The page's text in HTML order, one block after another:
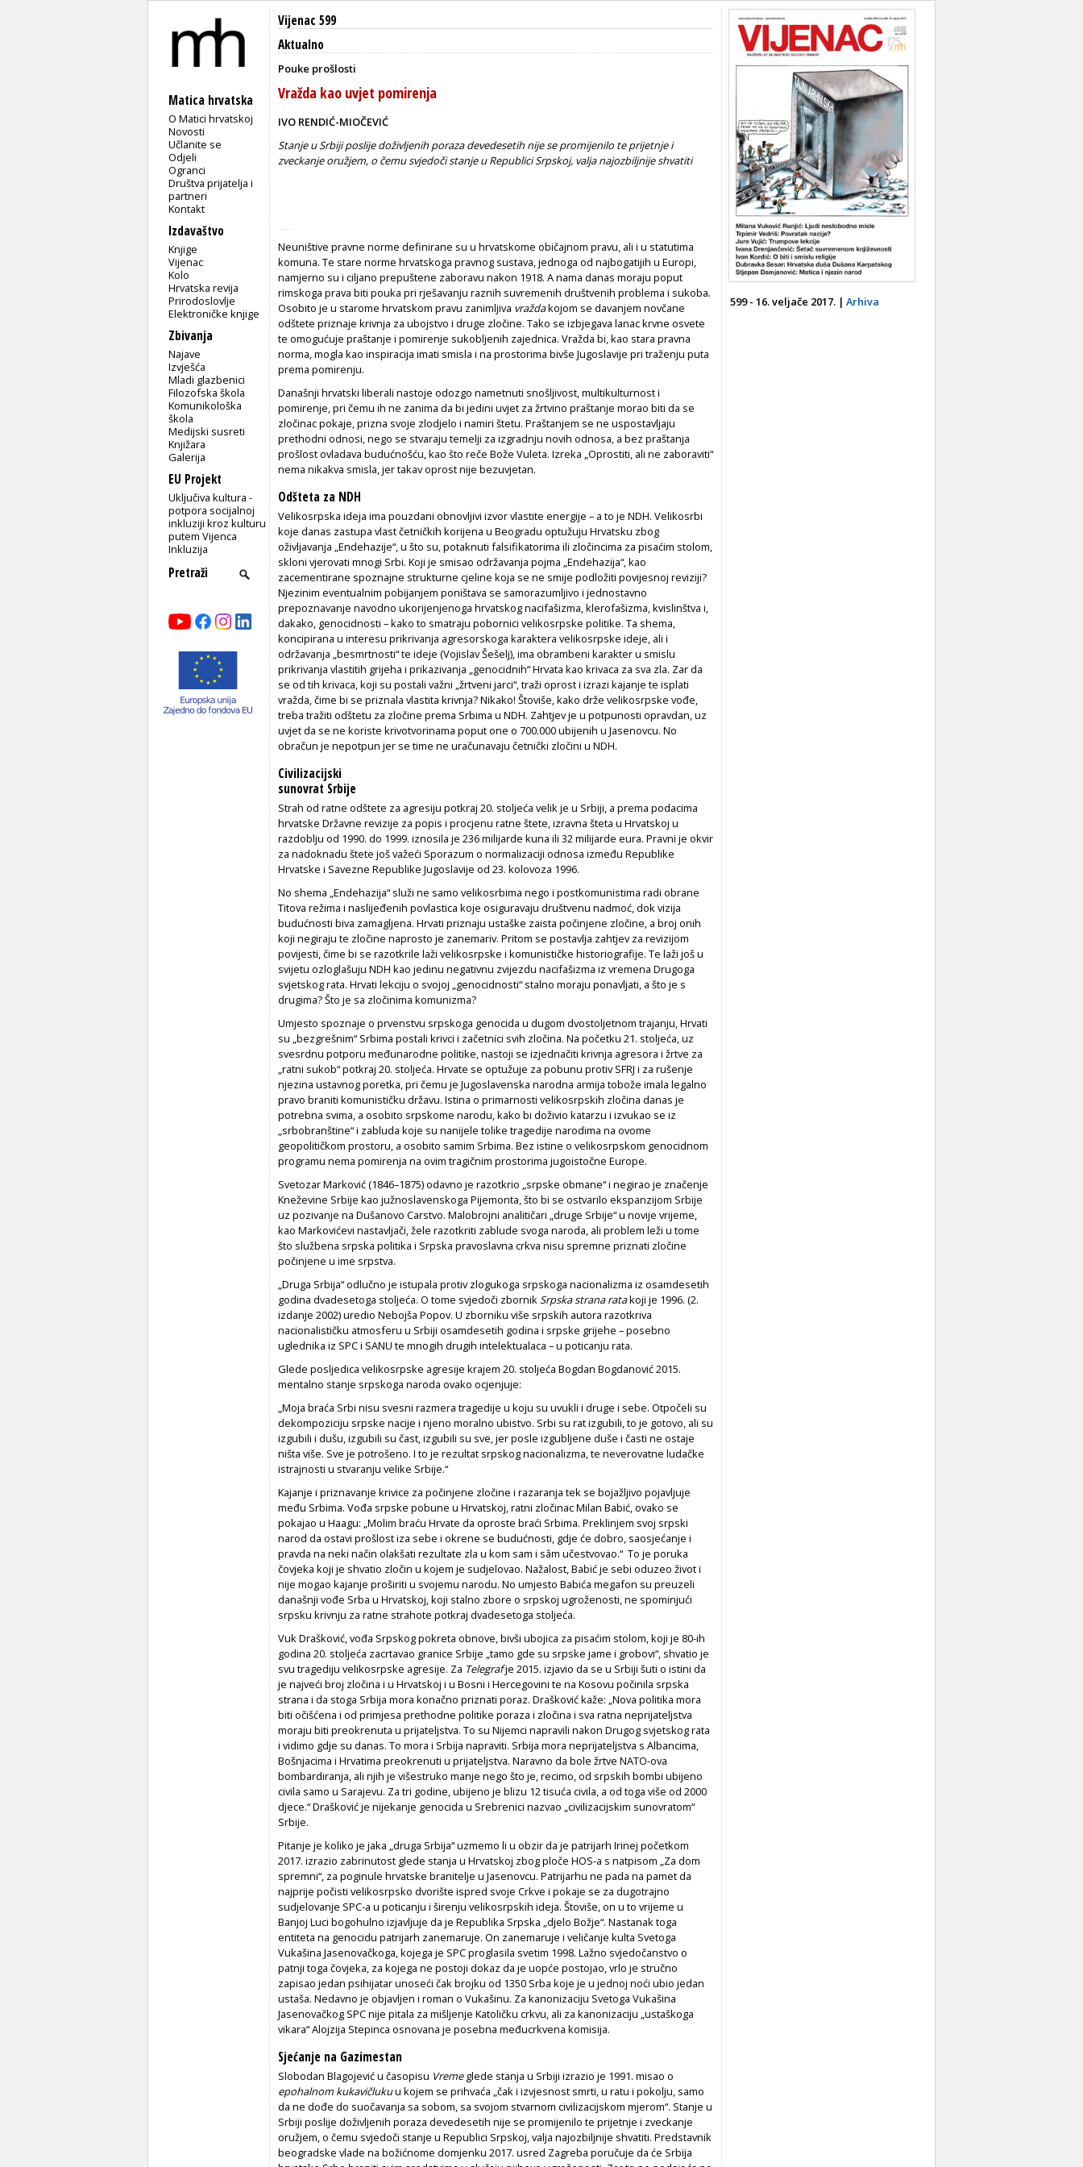
Matica hrvatska
O Matici hrvatskoj
Novosti
Učlanite se
Odjeli
Ogranci
Društva prijatelja i
partneri
Kontakt
Izdavaštvo
Knjige
Vijenac
Kolo
Hrvatska revija
Prirodoslovlje
Elektroničke knjige
Zbivanja
Najave
Izvješća
Mladi glazbenici
Filozofska škola
Komunikološka
škola
Medijski susreti
Knjižara
Galerija
EU Projekt
Uključiva kultura -
potpora socijalnoj
inkluziji kroz kulturu
putem Vijenca
Inkluzija
Vijenac 599
Aktualno
Pouke prošlosti
Vražda kao uvjet pomirenja
IVO RENDIĆ-MIOČEVIĆ
Stanje u Srbiji poslije doživljenih poraza devedesetih nije se promijenilo te prijetnje i
zveckanje oružjem, o čemu svjedoči stanje u Republici Srpskoj, valja najozbiljnije shvatiti
Neuništive pravne norme definirane su u hrvatskome običajnom pravu, ali i u statutima
komuna. Te stare norme hrvatskoga pravnog sustava, jednoga od najbogatijih u Europi,
namjerno su i ciljano prepuštene zaboravu nakon 1918. A nama danas moraju poput
rimskoga prava biti pouka pri rješavanju raznih suvremenih društvenih problema i sukoba.
Osobito je u starome hrvatskom pravu zanimljiva vraždakojom se davanjem novčane
odštete priznaje krivnja za ubojstvo i druge zločine. Tako se izbjegava lanac krvne osvete
te omogućuje praštanje i pomirenje sukobljenih zajednica. Vražda bi, kao stara pravna
norma, mogla kao inspiracija imati smisla i na prostorima bivše Jugoslavije pri traženju puta
prema pomirenju.
Današnji hrvatski liberali nastoje odozgo nametnuti snošljivost, multikulturnost i
pomirenje, pri čemu ih ne zanima da bi jedini uvjet za žrtvino praštanje morao biti da se
zločinac pokaje, prizna svoje zlodjelo i namiri štetu. Praštanjem se ne uspostavljaju
prethodni odnosi, nego se stvaraju temelji za izgradnju novih odnosa, a bez praštanja
prošlost ovladava budućnošću, kao što reče Bože Vuleta. Izreka „Oprostiti, ali ne zaboraviti“
nema nikakva smisla, jer takav oprost nije bezuvjetan.
Odšteta za NDH
Velikosrpska ideja ima pouzdani obnovljivi izvor vlastite energije – a to je NDH. Velikosrbi
koje danas zastupa vlast četničkih korijena u Beogradu optužuju Hrvatsku zbog
oživljavanja „Endehazije“, u što su, potaknuti falsifikatorima ili zločincima za pisaćim stolom,
skloni vjerovati mnogi Srbi. Koji je smisao održavanja pojma „Endehazija“, kao
zacementirane spoznajne strukturne cjeline koja se ne smije podložiti povijesnoj reviziji?
Njezinim eventualnim pobijanjem poništava se samorazumljivo i jednostavno
prepoznavanje navodno ukorijenjenoga hrvatskog nacifašizma, klerofašizma, kvislinštva i,
dakako, genocidnosti – kako to smatraju pobornici velikosrpske politike. Ta shema,
koncipirana u interesu prikrivanja agresorskoga karaktera velikosrpske ideje, ali i
održavanja „besmrtnosti“ te ideje (Vojislav Šešelj), ima obrambeni karakter u smislu
prikrivanja vlastitih grijeha i prikazivanja „genocidnih“ Hrvata kao krivaca za sva zla. Zar da
se od tih krivaca, koji su postali važni „žrtveni jarci“, traži oprost i izrazi kajanje te isplati
vražda, čime bi se priznala vlastita krivnja? Nikako! Štoviše, kako drže velikosrpske vođe,
treba tražiti odštetu za zločine prema Srbima u NDH. Zahtjev je u potpunosti opravdan, uz
uvjet da se ne koriste krivotvorinama poput one o 700.000 ubijenih u Jasenovcu. No
obračun je nepotpun jer se time ne uračunavaju četnički zločini u NDH.
Civilizacijski
sunovrat Srbije
Strah od ratne odštete za agresiju potkraj 20. stoljeća velik je u Srbiji, a prema podacima
hrvatske Državne revizije za popis i procjenu ratne štete, izravna šteta u Hrvatskoj u
razdoblju od 1990. do 1999. iznosila je 236 milijarde kuna ili 32 milijarde eura. Pravni je okvir
za nadoknadu štete još važeći Sporazum o normalizaciji odnosa između Republike
Hrvatske i Savezne Republike Jugoslavije od 23. kolovoza 1996.
No shema „Endehazija“ služi ne samo velikosrbima nego i postkomunistima radi obrane
Titova režima i naslijeđenih povlastica koje osiguravaju društvenu nadmoć, dok vizija
budućnosti biva zamagljena. Hrvati priznaju ustaške zaista počinjene zločine, a broj onih
koji negiraju te zločine naprosto je zanemariv. Pritom se postavlja zahtjev za revizijom
povijesti, čime bi se razotkrile laži velikosrpske i komunističke historiografije. Te laži još u
svijetu ozloglašuju NDH kao jedinu negativnu zvijezdu nacifašizma iz vremena Drugoga
svjetskog rata. Hrvati lekciju o svojoj „genocidnosti“ stalno moraju ponavljati, a što je s
drugima? Što je sa zločinima komunizma?
Umjesto spoznaje o prvenstvu srpskoga genocida u dugom dvostoljetnom trajanju, Hrvati
su „bezgrešnim“ Srbima postali krivci i začetnici svih zločina. Na početku 21. stoljeća, uz
svesrdnu potporu međunarodne politike, nastoji se izjednačiti krivnja agresora i žrtve za
„ratni sukob“ potkraj 20. stoljeća. Hrvate se optužuje za pobunu protiv SFRJ i za rušenje
njezina ustavnog poretka, pri čemu je Jugoslavenska narodna armija tobože imala legalno
pravo braniti komunističku državu. Istina o primarnosti velikosrpskih zločina danas je
potrebna svima, a osobito srpskome narodu, kako bi doživio katarzu i izvukao se iz
„srbobranštine“ i zabluda koje su nanijele tolike tragedije narodima na ovome
geopolitičkom prostoru, a osobito samim Srbima. Bez istine o velikosrpskom genocidnom
programu nema pomirenja na ovim tragičnim prostorima jugoistočne Europe.
Svetozar Marković (1846–1875) odavno je razotkrio „srpske obmane“ i negirao je značenje
Kneževine Srbije kao južnoslavenskoga Pijemonta, što bi se ostvarilo ekspanzijom Srbije
uz pozivanje na Dušanovo Carstvo. Malobrojni analitičari „druge Srbije“ u novije vrijeme,
kao Markovićevi nastavljači, žele razotkriti zablude svoga naroda, ali problem leži u tome
što službena srpska politika i Srpska pravoslavna crkva nisu spremne priznati zločine
počinjene u ime srpstva.
„Druga Srbija“ odlučno je istupala protiv zlogukoga srpskoga nacionalizma iz osamdesetih
godina dvadesetoga stoljeća. O tome svjedoči zbornik Srpska strana ratakoji je 1996. (2.
izdanje 2002) uredio Nebojša Popov. U zborniku više srpskih autora razotkriva
nacionalističku atmosferu u Srbiji osamdesetih godina i srpske grijehe – posebno
uglednika iz SPC i SANU te mnogih drugih intelektualaca – u poticanju rata.
Glede posljedica velikosrpske agresije krajem 20. stoljeća Bogdan Bogdanović 2015.
mentalno stanje srpskoga naroda ovako ocjenjuje:
„Moja braća Srbi nisu svesni razmera tragedije u koju su uvukli i druge i sebe. Otpočeli su
dekompoziciju srpske nacije i njeno moralno ubistvo. Srbi su rat izgubili, to je gotovo, ali su
izgubili i dušu, izgubili su čast, izgubili su sve, jer posle izgubljene duše i časti ne ostaje
ništa više. Sve je potrošeno. I to je rezultat srpskog nacionalizma, te neverovatne ludačke
istrajnosti u stvaranju velike Srbije.“
Kajanje i priznavanje krivice za počinjene zločine i razaranja tek se bojažljivo pojavljuje
među Srbima. Vođa srpske pobune u Hrvatskoj, ratni zločinac Milan Babić, ovako se
pokajao u Haagu: „Molim braću Hrvate da oproste braći Srbima. Preklinjem svoj srpski
narod da ostavi prošlost iza sebe i okrene se budućnosti, gdje će dobro, saosjećanje i
pravda na neki način olakšati rezultate zla u kom sam i sâm učestvovao.“ To je poruka
čovjeka koji je shvatio zločin u kojem je sudjelovao. Nažalost, Babić je sebi oduzeo život i
nije mogao kajanje proširiti u svojemu narodu. No umjesto Babića megafon su preuzeli
današnji vođe Srba u Hrvatskoj, koji stalno zbore o srpskoj ugroženosti, ne spominjući
srpsku krivnju za ratne strahote potkraj dvadesetoga stoljeća.
Vuk Drašković, vođa Srpskog pokreta obnove, bivši ubojica za pisaćim stolom, koji je 80-ih
godina 20. stoljeća zacrtavao granice Srbije „tamo gde su srpske jame i grobovi“, shvatio je
svu tragediju velikosrpske agresije. Za Telegrafje 2015. izjavio da se u Srbiji šuti o istini da
je najveći broj zločina i u Hrvatskoj i u Bosni i Hercegovini te na Kosovu počinila srpska
strana i da stoga Srbija mora konačno priznati poraz. Drašković kaže: „Nova politika mora
biti očišćena i od primjesa prethodne politike poraza i zločina i sva ratna neprijateljstva
moraju biti preokrenuta u prijateljstva. To su Nijemci napravili nakon Drugog svjetskog rata
i vidimo gdje su danas. To mora i Srbija napraviti. Srbija mora neprijateljstva s Albancima,
Bošnjacima i Hrvatima preokrenuti u prijateljstva. Naravno da bole žrtve NATO-ova
bombardiranja, ali njih je višestruko manje nego što je, recimo, od srpskih bombi ubijeno
civila samo u Sarajevu. Za tri godine, ubijeno je blizu 12 tisuća civila, a od toga više od 2000
djece.“ Drašković je nijekanje genocida u Srebrenici nazvao „civilizacijskim sunovratom“
Srbije.
Pitanje je koliko je jaka „druga Srbija“ uzmemo li u obzir da je patrijarh Irinej početkom
2017. izrazio zabrinutost glede stanja u Hrvatskoj zbog ploče HOS-a s natpisom „Za dom
spremni“, za poginule hrvatske branitelje u Jasenovcu. Patrijarhu ne pada na pamet da
najprije počisti velikosrpsko dvorište ispred svoje Crkve i pokaje se za dugotrajno
sudjelovanje SPC-a u poticanju i širenju velikosrpskih ideja. Štoviše, on u to vrijeme u
Banjoj Luci bogohulno izjavljuje da je Republika Srpska „djelo Božje“. Nastanak toga
entiteta na genocidu patrijarh zanemaruje. On zanemaruje i veličanje kulta Svetoga
Vukašina Jasenovačkoga, kojega je SPC proglasila svetim 1998. Lažno svjedočanstvo o
patnji toga čovjeka, za kojega ne postoji dokaz da je uopće postojao, vrlo je stručno
zapisao jedan psihijatar unoseći čak brojku od 1350 Srba koje je u jednoj noći ubio jedan
ustaša. Nedavno je objavljen i roman o Vukašinu. Za kanonizaciju Svetoga Vukašina
Jasenovačkog SPC nije pitala za mišljenje Katoličku crkvu, ali za kanonizaciju „ustaškoga
vikara“ Alojzija Stepinca osnovana je posebna međucrkvena komisija.
Sjećanje na Gazimestan
Slobodan Blagojević u časopisu Vremeglede stanja u Srbiji izrazio je 1991. misao o
epohalnom kukavičlukuu kojem se prihvaća „čak i izvjesnost smrti, u ratu i pokolju, samo
da ne dođe do suočavanja sa sobom, sa svojom stvarnom civilizacijskom mjerom“. Stanje u
Srbiji poslije doživljenih poraza devedesetih nije se promijenilo te prijetnje i zveckanje
oružjem, o čemu svjedoči stanje u Republici Srpskoj, valja najozbiljnije shvatiti. Predstavnik
beogradske vlade na božićnome domjenku 2017. usred Zagreba poručuje da će Srbija
599 - 16. veljače 2017. | Arhiva